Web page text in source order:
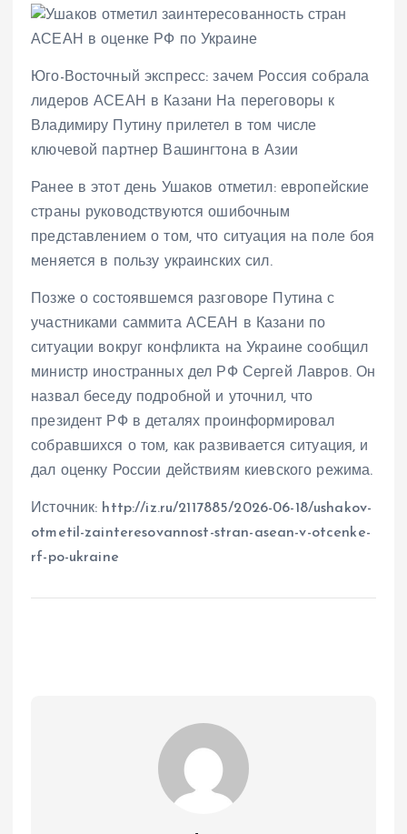
Юго-Восточный экспресс: зачем Россия собрала
лидеров АСЕАН в Казани На переговоры к
Владимиру Путину прилетел в том числе
ключевой партнер Вашингтона в Азии
Ранее в этот день Ушаков отметил: европейские
страны руководствуются ошибочным
представлением о том, что ситуация на поле боя
меняется в пользу украинских сил.
Позже о состоявшемся разговоре Путина с
участниками саммита АСЕАН в Казани по
ситуации вокруг конфликта на Украине сообщил
министр иностранных дел РФ Сергей Лавров. Он
назвал беседу подробной и уточнил, что
президент РФ в деталях проинформировал
собравшихся о том, как развивается ситуация, и
дал оценку России действиям киевского режима.
Источник: http://iz.ru/2117885/2026-06-18/ushakov-
otmetil-zainteresovannost-stran-asean-v-otcenke-
rf-po-ukraine